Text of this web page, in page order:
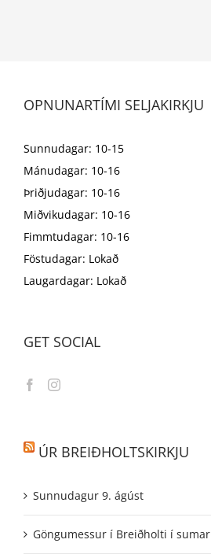
OPNUNARTÍMI SELJAKIRKJU
Sunnudagar: 10-15
Mánudagar: 10-16
Þriðjudagar: 10-16
Miðvikudagar: 10-16
Fimmtudagar: 10-16
Föstudagar: Lokað
Laugardagar: Lokað
GET SOCIAL
ÚR BREIÐHOLTSKIRKJU
Sunnudagur 9. ágúst
Göngumessur í Breiðholti í sumar